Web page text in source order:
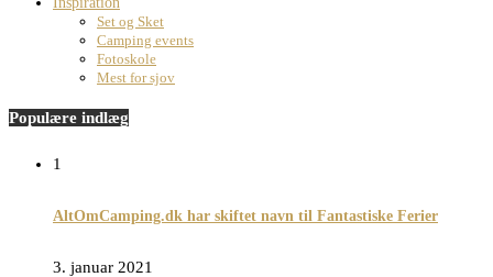
Set og Sket
Camping events
Fotoskole
Mest for sjov
Populære indlæg
1
AltOmCamping.dk har skiftet navn til Fantastiske Ferier
3. januar 2021